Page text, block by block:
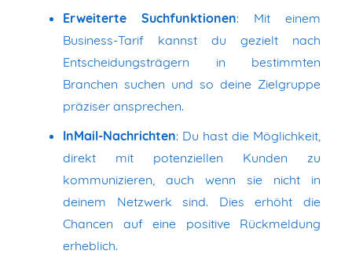
Erweiterte Suchfunktionen: Mit einem
Business-Tarif kannst du gezielt nach
Entscheidungsträgern in bestimmten
Branchen suchen und so deine Zielgruppe
präziser ansprechen.
InMail-Nachrichten: Du hast die Möglichkeit,
direkt mit potenziellen Kunden zu
kommunizieren, auch wenn sie nicht in
deinem Netzwerk sind. Dies erhöht die
Chancen auf eine positive Rückmeldung
erheblich.